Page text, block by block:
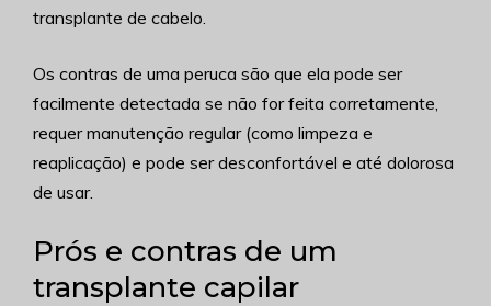
transplante de cabelo.
Os contras de uma peruca são que ela pode ser
facilmente detectada se não for feita corretamente,
requer manutenção regular (como limpeza e
reaplicação) e pode ser desconfortável e até dolorosa
de usar.
Prós e contras de um
transplante capilar